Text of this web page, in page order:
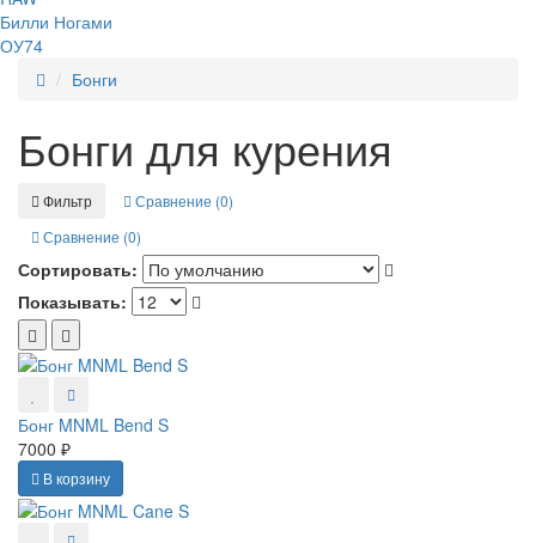
Билли Ногами
ОУ74
Бонги
Бонги для курения
Фильтр
Сравнение (0)
Сравнение (0)
Сортировать:
Показывать:
Бонг MNML Bend S
7000 ₽
В корзину